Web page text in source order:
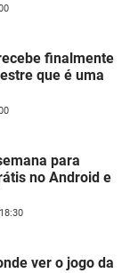
finalmente
que é uma
para
no Android e
ver o jogo da